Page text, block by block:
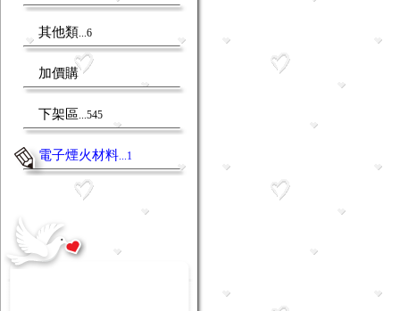
其他類 ...6
加價購
下架區 ...545
電子煙火材料 ...1